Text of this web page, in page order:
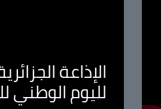
الإذاعة
لليوم